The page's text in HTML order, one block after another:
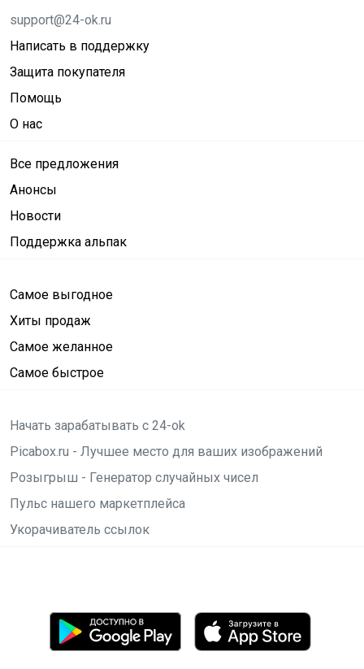
support@24-ok.ru
Написать в поддержку
Защита покупателя
Помощь
О нас
Все предложения
Анонсы
Новости
Поддержка альпак
Самое выгодное
Хиты продаж
Самое желанное
Самое быстрое
Начать зарабатывать с 24-ok
Picabox.ru - Лучшее место для ваших изображений
Розыгрыш - Генератор случайных чисел
Пульс нашего маркетплейса
Укорачиватель ссылок